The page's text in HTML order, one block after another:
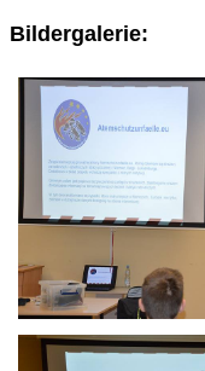
Bildergalerie: